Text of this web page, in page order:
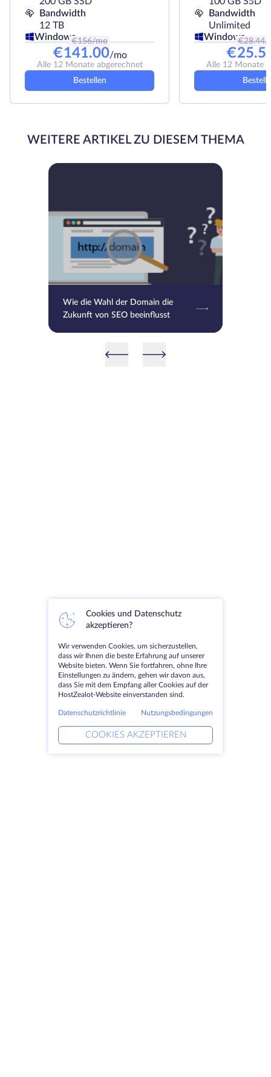
Bandwidth
12 TB
Windows€156/mo
€141.00/mo
Alle 12 Monate abgerechnet
Bestellen
Bandwidth
Unlimited
Windows
€28.44/
€
Alle 12 Monate
WEITERE ARTIKEL ZU DIESEM THEMA
Wie die Wahl der Domain die
Zukunft von SEO beeinflusst
Cookies und Datenschutz
akzeptieren?
Wir verwenden Cookies, um sicherzustellen,
dass wir Ihnen die beste Erfahrung auf unserer
Website bieten. Wenn Sie fortfahren, ohne Ihre
Einstellungen zu ändern, gehen wir davon aus,
dass Sie mit dem Empfang aller Cookies auf der
HostZealot-Website einverstanden sind.
Datenschutzrichtlinie Nutzungsbedingungen
COOKIES AKZEPTIEREN